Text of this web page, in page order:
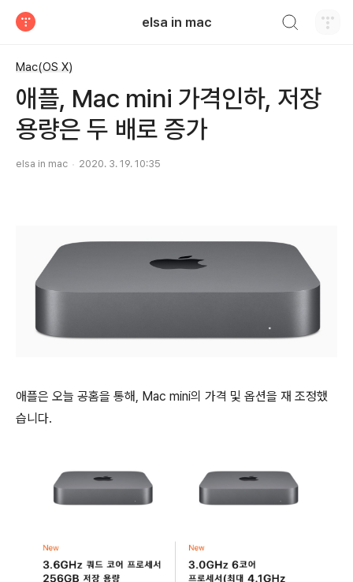
elsa in mac
Mac(OS X)
애플, Mac mini 가격인하, 저장
용량은 두 배로 증가
elsa in mac 2020. 3. 19. 10:35
애플은 오늘 공홈을 통해, Mac mini의 가격 및 옵션을 재 조정했
습니다.